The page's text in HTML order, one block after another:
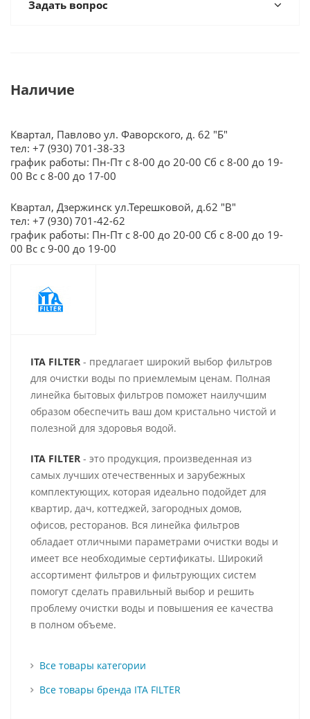
Задать вопрос
Наличие
Квартал, Павлово ул. Фаворского, д. 62 "Б"
тел: +7 (930) 701-38-33
график работы: Пн-Пт с 8-00 до 20-00 Сб с 8-00 до 19-
00 Вс с 8-00 до 17-00
Квартал, Дзержинск ул.Терешковой, д.62 "В"
тел: +7 (930) 701-42-62
график работы: Пн-Пт с 8-00 до 20-00 Сб с 8-00 до 19-
00 Вс с 9-00 до 19-00
ITA FILTER - предлагает широкий выбор фильтров
для очистки воды по приемлемым ценам. Полная
линейка бытовых фильтров поможет наилучшим
образом обеспечить ваш дом кристально чистой и
полезной для здоровья водой.
ITA FILTER - это продукция, произведенная из
самых лучших отечественных и зарубежных
комплектующих, которая идеально подойдет для
квартир, дач, коттеджей, загородных домов,
офисов, ресторанов. Вся линейка фильтров
обладает отличными параметрами очистки воды и
имеет все необходимые сертификаты. Широкий
ассортимент фильтров и фильтрующих систем
помогут сделать правильный выбор и решить
проблему очистки воды и повышения ее качества
в полном объеме.
Все товары категории
Все товары бренда ITA FILTER